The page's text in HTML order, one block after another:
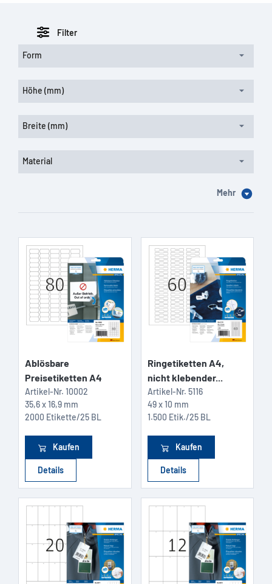
Filter
Form
Höhe (mm)
Breite (mm)
Material
Mehr
Ablösbare
Preisetiketten A4
Artikel-Nr. 10002
35,6 x 16,9 mm
2000 Etikette/25 BL
Kaufen
Details
Ringetiketten A4,
nicht klebender...
Artikel-Nr. 5116
49 x 10 mm
1.500 Etik./25 BL
Kaufen
Details